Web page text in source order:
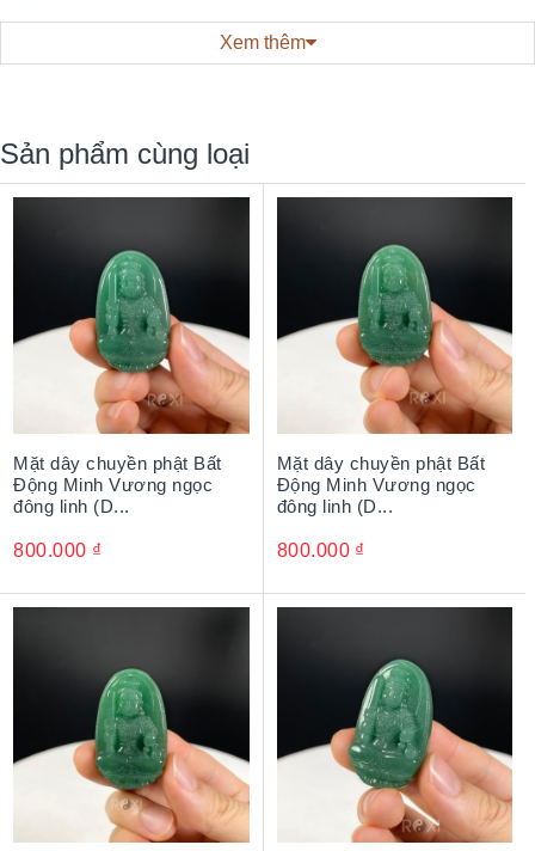
Phật Bất Động Minh Vương là một trong 8 vị Phật bản
mệnh, Ngài là Phật bản mệnh cho người tuổi Dậu.
đứt những điều xấu xa, phiền não, tham ái và hận thù. Dây
là để bắt quỷ thần và những kẻ ỷ mạnh hiếp yếu.
Với hình tượng uy mãnh, Ngài đã khiến các yêu ma khiếp
sợ.
Mặt Phật Bất động minh vương
(Phật bản mệnh Bất động
minh vương) thường được mang theo bên người để cầu
sự bình an và may mắn, đồng thời cũng là món đồ trang
Xem thêm
Sản phẩm cùng loại
Mặt dây chuyền phật Bất
Động Minh Vương ngọc
đông linh (D...
800.000 ₫
Mặt dây chuyền phật Bất
Động Minh Vương ngọc
đông linh (D...
800.000 ₫